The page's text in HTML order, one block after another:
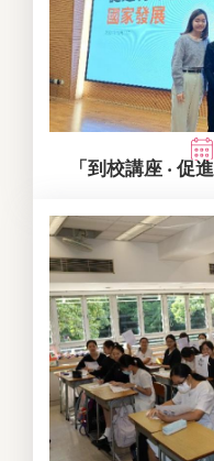
「到校講座 ‧ 促